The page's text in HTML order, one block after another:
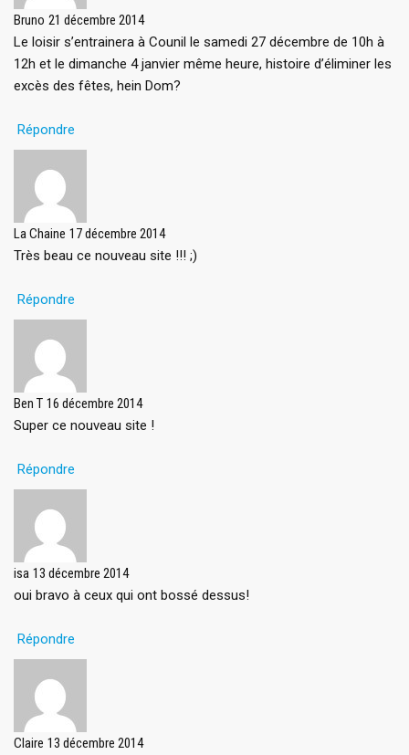
Bruno 21 décembre 2014
Le loisir s’entrainera à Counil le samedi 27 décembre de 10h à
12h et le dimanche 4 janvier même heure, histoire d’éliminer les
excès des fêtes, hein Dom?
Répondre
La Chaine 17 décembre 2014
Très beau ce nouveau site !!! ;)
Répondre
Ben T 16 décembre 2014
Super ce nouveau site !
Répondre
isa 13 décembre 2014
oui bravo à ceux qui ont bossé dessus!
Répondre
Claire 13 décembre 2014